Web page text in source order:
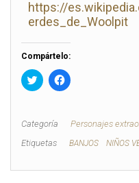
https://
erdes_de_Woolpit
Compártelo:
H
a
i
c
p
a
H
a
p
a
Categoría
Personajes
Etiquetas
BANJOS NIÑOS